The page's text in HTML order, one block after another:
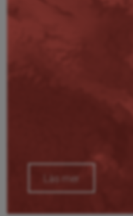
Läs mer